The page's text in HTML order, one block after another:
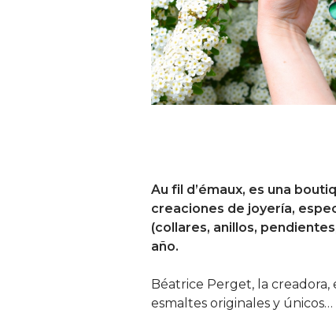
Au fil d’émaux, es una
creaciones de joyería,
(collares, anillos,
año.
Béatrice Perget, la creadora,
esmaltes originales y